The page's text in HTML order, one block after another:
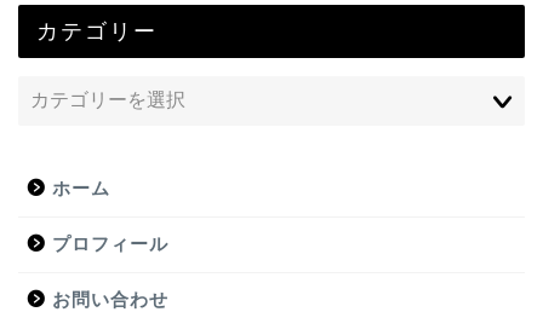
カテゴリー
ホーム
プロフィール
お問い合わせ